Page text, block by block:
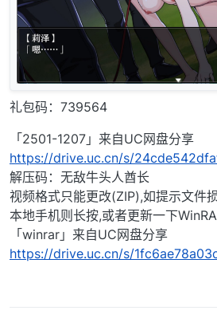
礼包码：739564
「2501-1207」来自UC网盘分享
https://drive.uc.cn/s/
解压码：无敌牛头人酋长
视频格式只能更改(ZIP),如提示文件
本地手机则长按,或者更新一下
「winrar」来自UC网盘分享
https://drive.uc.cn/s/